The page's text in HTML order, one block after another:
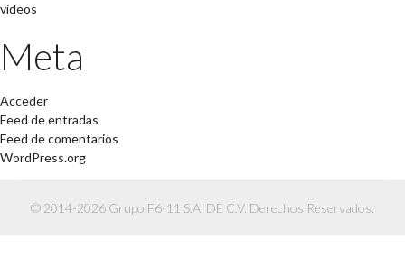
videos
Meta
Acceder
Feed de entradas
Feed de comentarios
WordPress.org
© 2014-2026 Grupo F6-11 S.A. DE C.V. Derechos Reservados.